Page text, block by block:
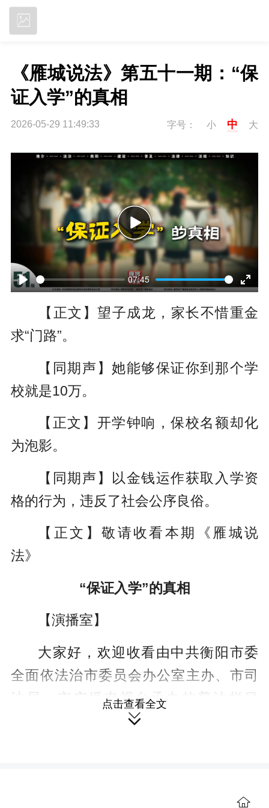
《雁城说法》第五十一期：“保
证入学”的真相
2026-05-29 11:49:33 字号： 小 中 大
P
a
07:45
E
n
e
u
l
c
P
l
a
y
【正文】望子成龙，家长不惜重金
求“门路”。
【同期声】她能够保证你到那个学
校就是10万。
【正文】开学钟响，保校名额却化
为泡影。
【同期声】以金钱运作获取入学资
格的行为，违反了社会公序良俗。
【正文】敬请收看本期《雁城说
法》
“保证入学”的真相
【演播室】
大家好，欢迎收看由中共衡阳市委
全面依法治市委员会办公室主办、市司
法局、市广播电视台承办的普法栏目
《雁城说法》。为了让孩子赢在起跑线
点击查看全文
